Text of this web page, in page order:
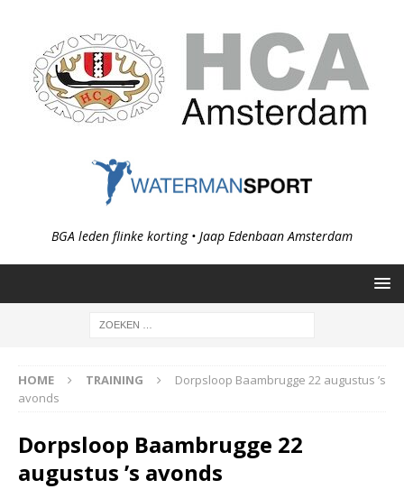
BGA leden flinke korting • Jaap Edenbaan Amsterdam
HOME TRAINING
Dorpsloop Baambrugge 22 augustus ’s
avonds
Dorpsloop Baambrugge 22
augustus ’s avonds